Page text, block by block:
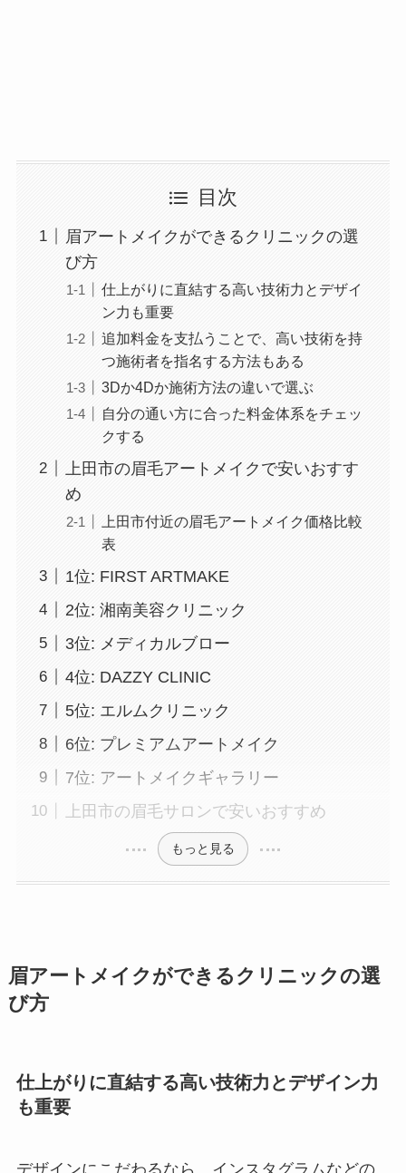
目次
眉アートメイクができるクリニックの選
び方
仕上がりに直結する高い技術力とデザイ
ン力も重要
追加料金を支払うことで、高い技術を持
つ施術者を指名する方法もある
3Dか4Dか施術方法の違いで選ぶ
自分の通い方に合った料金体系をチェッ
クする
上田市の眉毛アートメイクで安いおすす
め
上田市付近の眉毛アートメイク価格比較
表
1位: FIRST ARTMAKE
2位: 湘南美容クリニック
3位: メディカルブロー
4位: DAZZY CLINIC
5位: エルムクリニック
6位: プレミアムアートメイク
7位: アートメイクギャラリー
上田市の眉毛サロンで安いおすすめ
もっと見る
眉アートメイクができるクリニックの選
び方
仕上がりに直結する高い技術力とデザイン力
も重要